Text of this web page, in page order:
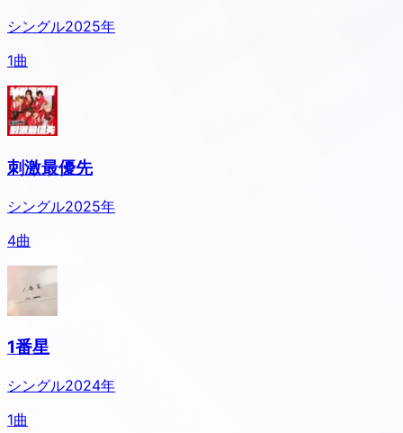
シングル2025年
1曲
刺激最優先
シングル2025年
4曲
1番星
シングル2024年
1曲